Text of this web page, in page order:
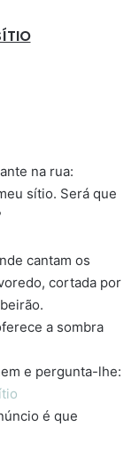
na rua:
sítio. Será que
cantam os
cortada por
a sombra
e pergunta-lhe:
é que